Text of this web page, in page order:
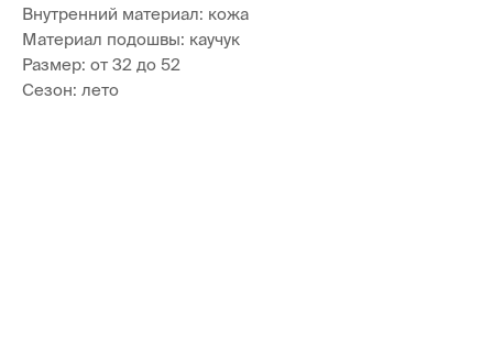
Внутренний материал: кожа
Материал подошвы: каучук
Размер: от 32 до 52
Сезон: лето